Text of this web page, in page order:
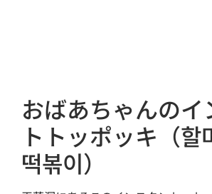
おばあちゃんのイ
トトッポッキ（할
떡볶이）